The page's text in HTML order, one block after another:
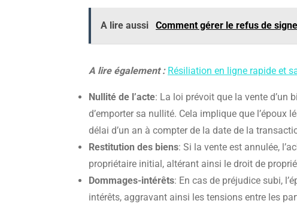
A lire aussi Comment gérer le refus de
A lire également : Résiliation en ligne rapide et
Nullité de l’acte: La loi prévoit que la vente d’un
d’emporter sa nullité. Cela implique que l’époux
délai d’un an à compter de la date de la
Restitution des biens: Si la vente est annulée,
propriétaire initial, altérant ainsi le droit de
Dommages-intérêts: En cas de préjudice subi,
intérêts, aggravant ainsi les tensions entre les